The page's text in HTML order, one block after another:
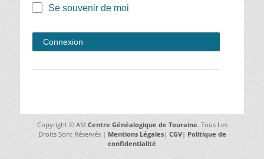
Se souvenir de moi
Copyright © AM Centre Généalogique de Touraine. Tous Les
Droits Sont Réservés | Mentions Légales| CGV| Politique de
confidentialité